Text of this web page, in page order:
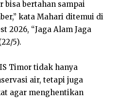
bisa bertahan sampai
kata Mahari ditemui di
2026, “Jaga Alam Jaga
5).
Timor tidak hanya
air, tetapi juga
agar menghentikan